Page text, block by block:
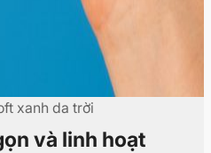
xanh da trời
và linh hoạt